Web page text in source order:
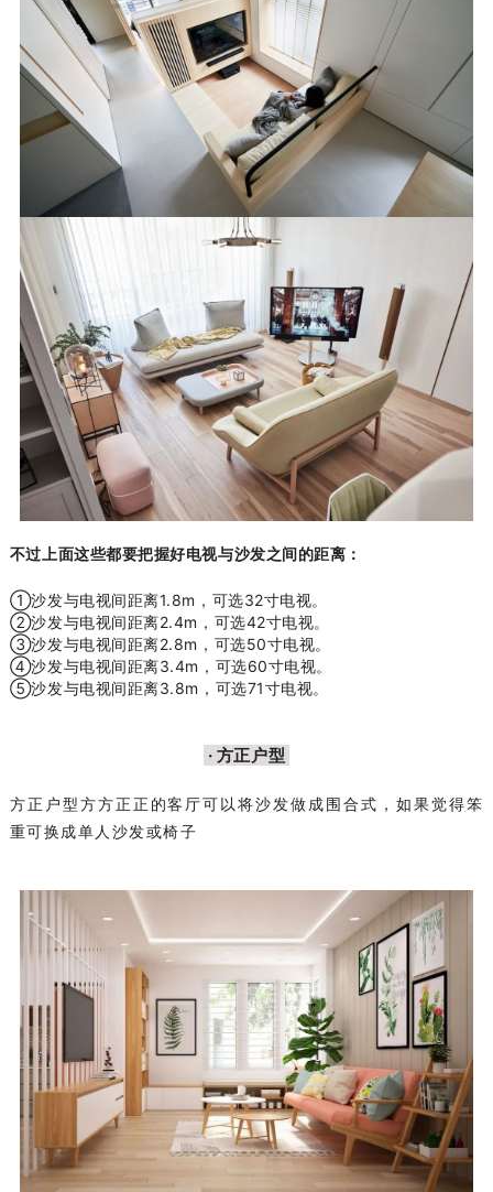
不过上面这些都要把握好电视与沙发之间的距离：
①沙发与电视间距离1.8m，可选32寸电视。
②沙发与电视间距离2.4m，可选42寸电视。
③沙发与电视间距离2.8m，可选50寸电视。
④沙发与电视间距离3.4m，可选60寸电视。
⑤沙发与电视间距离3.8m，可选71寸电视。
· 方正户型
方正户型方方正正的客厅可以将沙发做成围合式，如果觉得笨
重可换成单人沙发或椅子